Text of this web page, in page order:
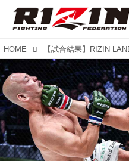
HOME